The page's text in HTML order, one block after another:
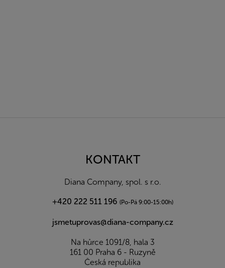
KONTAKT
Diana Company, spol. s r.o.
+420 222 511 196 (Po-Pá 9:00-15:00h)
jsmetuprovas@diana-company.cz
Na hůrce 1091/8, hala 3
161 00 Praha 6 - Ruzyně
Česká republika